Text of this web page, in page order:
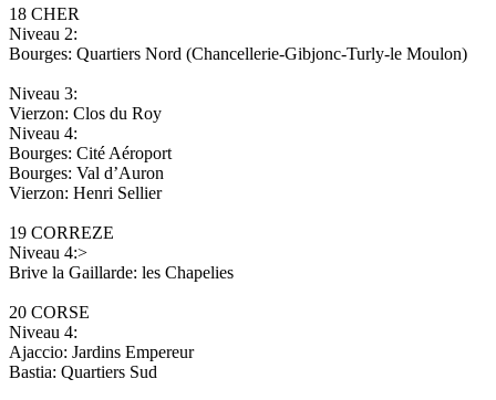
18 CHER
Niveau 2:
Bourges: Quartiers Nord (Chancellerie-Gibjonc-Turly-le Moulon)
Niveau 3:
Vierzon: Clos du Roy
Niveau 4:
Bourges: Cité Aéroport
Bourges: Val d’Auron
Vierzon: Henri Sellier
19 CORREZE
Niveau 4:>
Brive la Gaillarde: les Chapelies
20 CORSE
Niveau 4:
Ajaccio: Jardins Empereur
Bastia: Quartiers Sud